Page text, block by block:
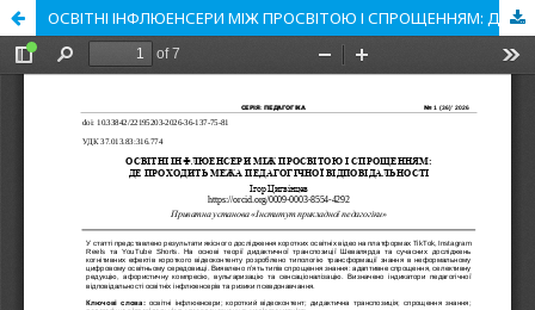
ОСВІТНІ ІНФЛЮЕНСЕРИ МІЖ ПРОСВІТОЮ І СПРОЩЕННЯМ: ДЕ ПРОХОДИТЬ МЕЖА ПЕДАГОГІЧНОЇ ВІДПОВІДАЛЬНОСТІ